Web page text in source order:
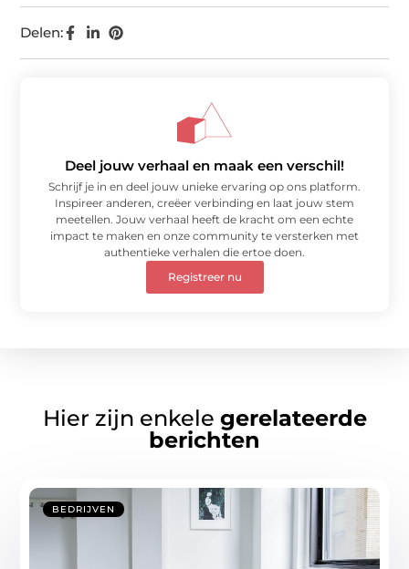
Delen:
Deel jouw verhaal en maak een verschil!
Schrijf je in en deel jouw unieke ervaring op ons platform.
Inspireer anderen, creëer verbinding en laat jouw stem
meetellen. Jouw verhaal heeft de kracht om een echte
impact te maken en onze community te versterken met
authentieke verhalen die ertoe doen.
Registreer nu
Hier zijn enkele gerelateerde
berichten
BEDRIJVEN